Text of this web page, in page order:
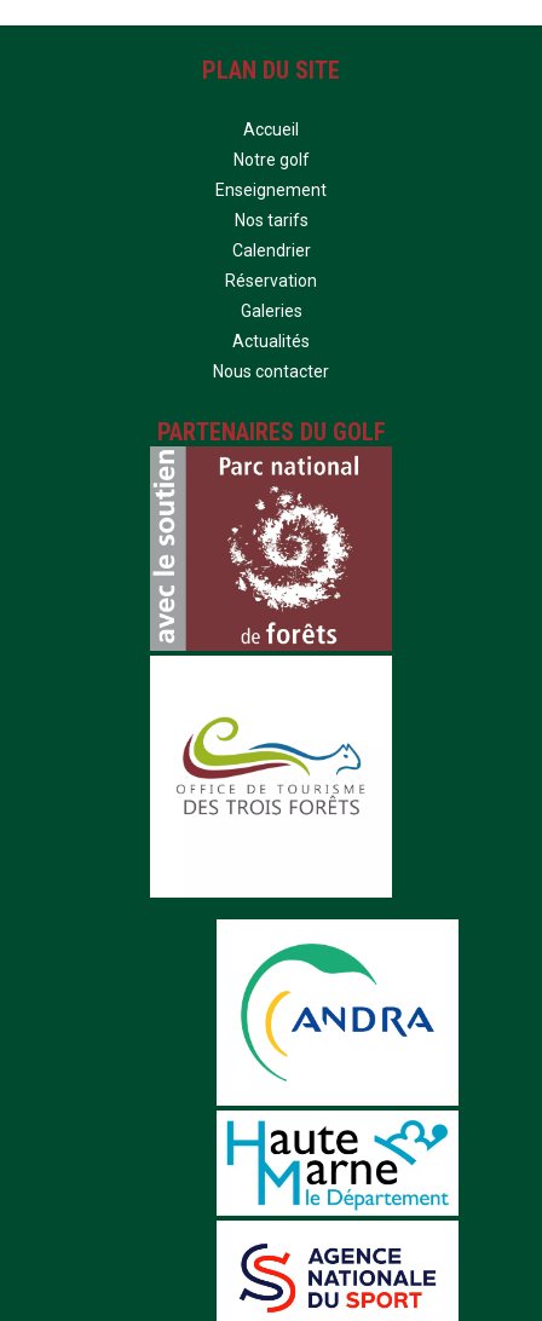
PLAN DU SITE
Accueil
Notre golf
Enseignement
Nos tarifs
Calendrier
Réservation
Galeries
Actualités
Nous contacter
PARTENAIRES DU GOLF